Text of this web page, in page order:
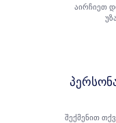
აირჩიეთ
შექმენით